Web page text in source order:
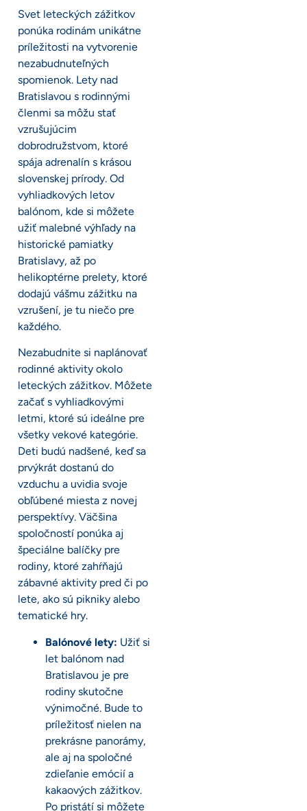
Svet leteckých zážitkov
ponúka rodinám unikátne
príležitosti na vytvorenie
nezabudnuteľných
spomienok. Lety nad
Bratislavou s rodinnými
členmi sa môžu stať
vzrušujúcim
dobrodružstvom, ktoré
spája adrenalín s krásou
slovenskej prírody. Od
vyhliadkových letov
balónom, kde si môžete
užiť malebné výhľady na
historické pamiatky
Bratislavy, až po
helikoptérne prelety, ktoré
dodajú vášmu zážitku na
vzrušení, je tu niečo pre
každého.
Nezabudnite si naplánovať
rodinné aktivity okolo
leteckých zážitkov. Môžete
začať s vyhliadkovými
letmi, ktoré sú ideálne pre
všetky vekové kategórie.
Deti budú nadšené, keď sa
prvýkrát dostanú do
vzduchu a uvidia svoje
obľúbené miesta z novej
perspektívy. Väčšina
spoločností ponúka aj
špeciálne balíčky pre
rodiny, ktoré zahŕňajú
zábavné aktivity pred či po
lete, ako sú pikniky alebo
tematické hry.
Balónové lety: Užiť si
let balónom nad
Bratislavou je pre
rodiny skutočne
výnimočné. Bude to
príležitosť nielen na
prekrásne panorámy,
ale aj na spoločné
zdieľanie emócií a
kakaových zážitkov.
Po pristátí si môžete